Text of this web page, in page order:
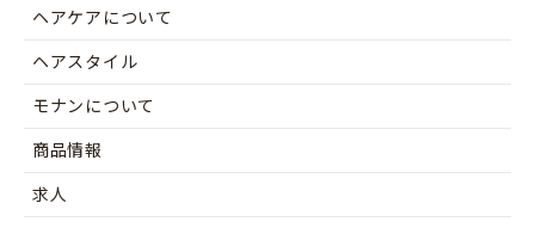
ヘアケアについて
ヘアスタイル
モナンについて
商品情報
求人